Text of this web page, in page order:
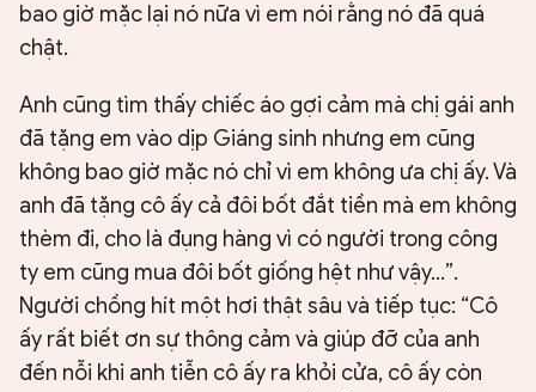
bao giờ mặc lại nó nữa vì em nói rằng nó đã quá
chật.
Anh cũng tìm thấy chiếc áo gợi cảm mà chị gái anh
đã tặng em vào dịp Giáng sinh nhưng em cũng
không bao giờ mặc nó chỉ vì em không ưa chị ấy. Và
anh đã tặng cô ấy cả đôi bốt đắt tiền mà em không
thèm đi, cho là đụng hàng vì có người trong công
ty em cũng mua đôi bốt giống hệt như vậy…”.
Người chồng hít một hơi thật sâu và tiếp tục: “Cô
ấy rất biết ơn sự thông cảm và giúp đỡ của anh
đến nỗi khi anh tiễn cô ấy ra khỏi cửa, cô ấy còn